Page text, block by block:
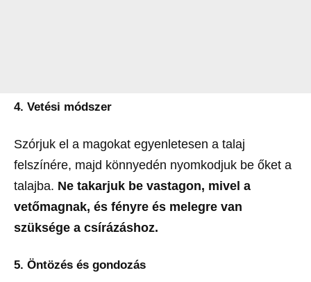
4. Vetési módszer
Szórjuk el a magokat egyenletesen a talaj
felszínére, majd könnyedén nyomkodjuk be őket a
talajba. Ne takarjuk be vastagon, mivel a
vetőmagnak, és fényre és melegre van
szüksége a csírázáshoz.
5. Öntözés és gondozás